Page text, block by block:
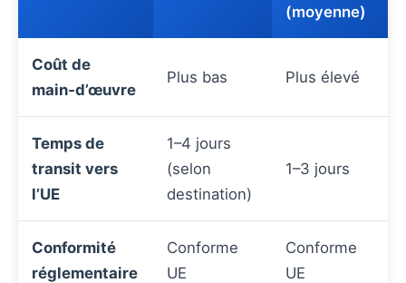
(moyenne)
Coût de
main‑d’œuvre
Plus bas Plus élevé
Temps de
transit vers
l’UE
1–4 jours
(selon
destination)
1–3 jours
Conformité
réglementaire
Conforme
UE
Conforme
UE